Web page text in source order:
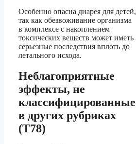
Особенно опасна диарея для детей,
так как обезвоживание организма
в комплексе с накоплением
токсических веществ может иметь
серьезные последствия вплоть до
летального исхода.
Неблагоприятные
эффекты, не
классифицированные
в других рубриках
(T78)